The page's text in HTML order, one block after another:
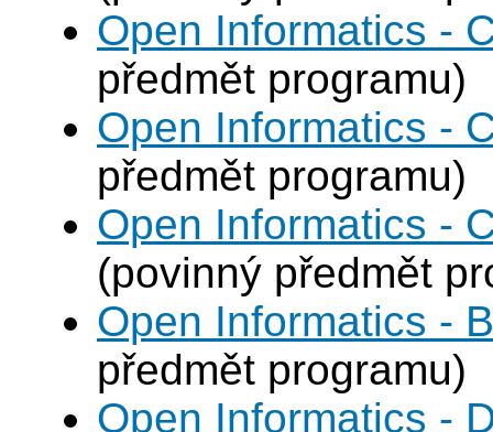
Open Informatics -
předmět programu)
Open Informatics -
předmět programu)
Open Informatics -
(povinný předmět
Open Informatics -
předmět programu)
Open Informatics -